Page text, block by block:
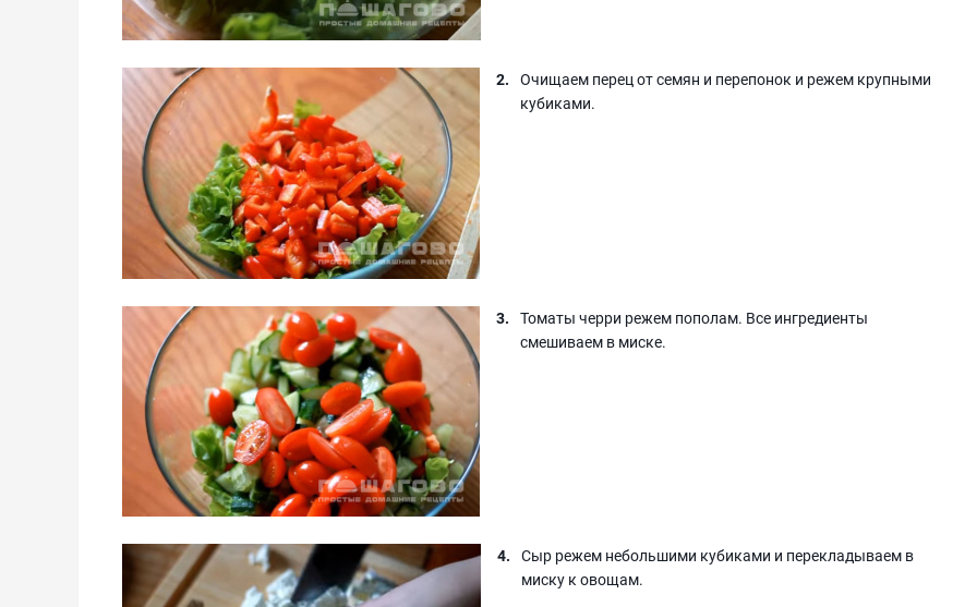
Очищаем перец от семян и перепонок и режем крупными
кубиками.
Томаты черри режем пополам. Все ингредиенты
смешиваем в миске.
Сыр режем небольшими кубиками и перекладываем в
миску к овощам.